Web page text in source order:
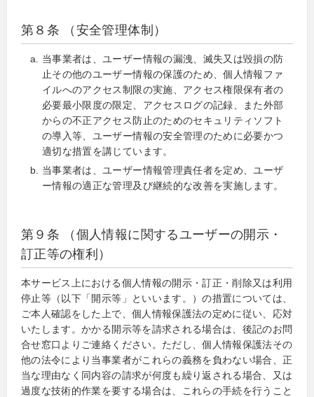
第８条 （安全管理体制）
当事業者は、ユーザー情報の漏洩、滅失又は毀損の防
止その他のユーザー情報の保護のため、個人情報ファ
イルへのアクセス制限の実施、アクセス権限保有者の
必要最小限度の限定、アクセスログの記録、また外部
からの不正アクセス防止のためのセキュリティソフト
の導入等、ユーザー情報の安全管理のために必要かつ
適切な措置を講じています。
当事業者は、ユーザー情報管理責任者を定め、ユーザ
ー情報の適正な管理及び継続的な改善を実施します。
第９条 （個人情報に関するユーザーの開示・
訂正等の権利）
本サービス上における個人情報の開示・訂正・削除又は利用
停止等（以下「開示等」といいます。）の措置については、
ご本人確認をした上で、個人情報保護法の定めに従い、応対
いたします。かかる開示等を請求される場合は、後記のお問
合せ窓口よりご連絡ください。ただし、個人情報保護法その
他の法令により当事業者がこれらの義務を負わない場合、正
当な理由なく同内容の請求が何度も繰り返される場合、又は
過度な技術的作業を要する場合は、これらの手続を行うこと